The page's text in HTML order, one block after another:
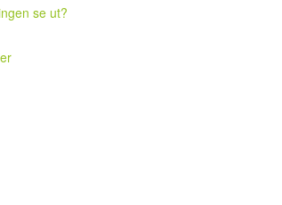
se ut?